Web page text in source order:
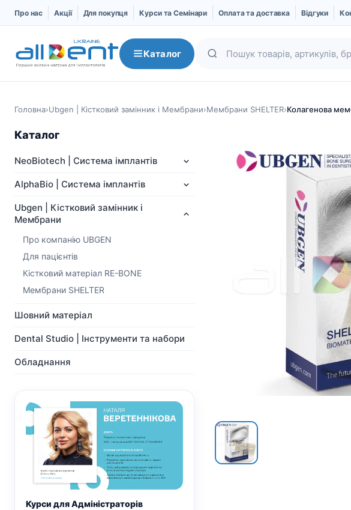
Про нас Акції Для покупця Курси та Семінари Оплата та доставка Відгуки
Каталог
імплантів
Про компанію
NeoBiotech
Ортопедія
Система Мульти-Юніт
абатментів
CAD/CAM
Показати всі
Ubgen |
замінник і
Про компанію
Для пацієнтів
Кістковий
Мембрани
Головна›Ubgen | Кістковий замінник і Мембрани›Мембрани SHELTER›Колагенова
Каталог
NeoBiotech | Система імплантів
AlphaBio | Система імплантів
Ubgen | Кістковий замінник і
Мембрани
Про компанію UBGEN
Для пацієнтів
Кістковий матеріал RE-BONE
Мембрани SHELTER
Шовний матеріал
Dental Studio | Інструменти та набори
Обладнання
Курси для Адміністраторів